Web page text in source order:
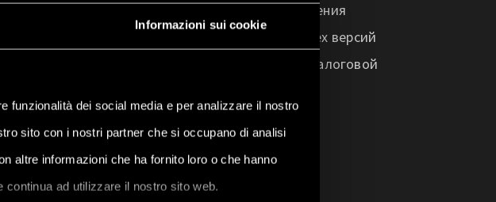
Informazioni sui cookie
funzionalità dei social media e per analizzare il nostro
sito con i nostri partner che si occupano di analisi
altre informazioni che ha fornito loro o che hanno
ad utilizzare il nostro sito web.
расширения разработаны с целью добавления
количество модулей, доступных для всех версий
80 входов в цифровой версии и 30 входов в аналоговой
версии). На каждом устройстве имеется